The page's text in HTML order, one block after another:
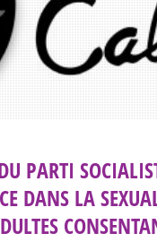
PARTI
DANS LA